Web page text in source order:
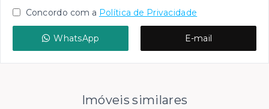
Concordo com a Política de Privacidade
WhatsApp E-mail
Imóveis similares